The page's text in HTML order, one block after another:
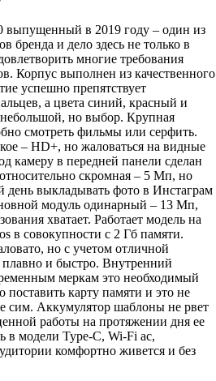
в 2019 году – один из
бренда и дело здесь не только в
многие требования
Корпус выполнен из качественного
успешно препятствует
а цвета синий, красный и
но выбор. Крупная
смотреть фильмы или серфить.
– HD+, но жаловаться на видные
камеру в передней панели сделан
скромная – 5 Мп, но
выкладывать фото в Инстаграм
модуль одинарный – 13 Мп,
хватает. Работает модель на
в совокупности с 2 Гб памяти.
но с учетом отличной
плавно и быстро. Внутренний
меркам это необходимый
карту памяти и это не
сим. Аккумулятор шаблоны не рвет
работы на протяжении дня ее
в модели Type-C, Wi-Fi ac,
комфортно живется и без